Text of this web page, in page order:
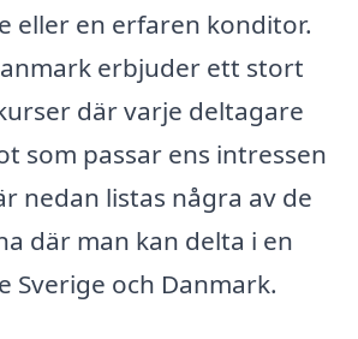
eller en erfaren konditor.
erbjuder ett stort
där varje deltagare
som passar ens intressen
nedan listas några av de
där man kan delta i en
Sverige och Danmark.